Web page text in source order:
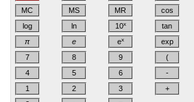
MC
MS MR cos
log
ln 10x tan
π
e ex exp
7
8 9 (
4 5 6 -
1
2 3 +